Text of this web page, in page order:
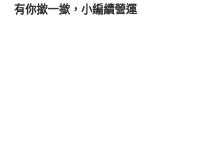
有你撳一撳，小編續營運